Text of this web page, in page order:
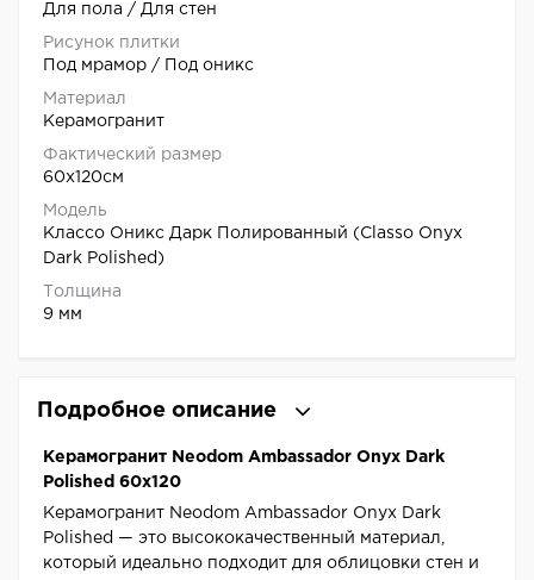
Для пола / Для стен
Рисунок плитки
Под мрамор / Под оникс
Материал
Керамогранит
Фактический размер
60x120см
Модель
Классо Оникс Дарк Полированный (Classo Onyx
Dark Polished)
Толщина
9 мм
Подробное описание
Керамогранит Neodom Ambassador Onyx Dark
Polished 60x120
Керамогранит Neodom Ambassador Onyx Dark
Polished — это высококачественный материал,
который идеально подходит для облицовки стен и